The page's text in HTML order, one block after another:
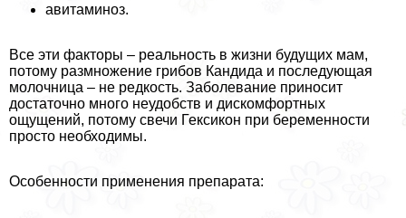
авитаминоз.
Все эти факторы – реальность в жизни будущих мам,
потому размножение грибов Кандида и последующая
молочница – не редкость. Заболевание приносит
достаточно много неудобств и дискомфортных
ощущений, потому свечи Гексикон при беременности
просто необходимы.
Особенности применения препарата: